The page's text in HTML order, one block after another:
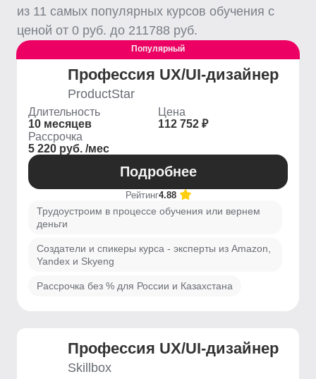
из 11 самых популярных курсов обучения с
ценой от 0 руб. до 211788 руб.
Популярный
Профессия UX/UI-дизайнер
ProductStar
Длительность
10 месяцев
Цена
112 752 ₽
Рассрочка
5 220 руб. /мес
Подробнее
Рейтинг4.88
Трудоустроим в процессе обучения или вернем
деньги
Создатели и спикеры курса - эксперты из Amazon,
Yandex и Skyeng
Рассрочка без % для России и Казахстана
Профессия UX/UI-дизайнер
Skillbox